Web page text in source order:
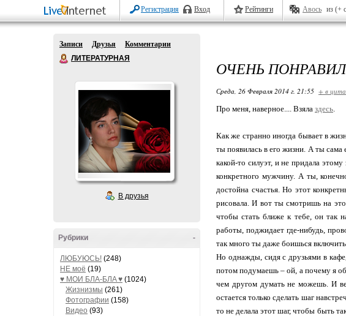
Регистрация Вход Рейтинги Авось из (+
Записи Друзья
Комментарии
ЛИТЕРАТУРНАЯ
В друзья
-
Рубрики
ЛЮБУЮСЬ! (248)
НЕ моё (19)
♥ МОИ БЛA-БЛA ♥ (1024)
Жизнизмы (261)
Фотографии (158)
Видео (93)
ОЧЕНЬ
Среда, 26 Февраля 2014 г. 21:55 + в
Про меня, наверное.... Взяла здесь.
Как же странно иногда бывает в
ты появилась в его жизни. А ты сама
какой-то силуэт, и не придала
конкретного мужчину. А ты,
достойна счастья. Но этот
рисовала. И вот ты смотришь на
чтобы стать ближе к тебе, он так
работы, поджидает где-нибудь,
так много ты даже боишься
Но однажды, сидя с друзьями в
потом подумаешь – ой, а почему я
чем другом думать не можешь. И
остается только сделать шаг
то не делала этот шаг, чтобы быть